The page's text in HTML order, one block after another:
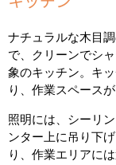
ナチュラルな木目
で、クリーンでシ
象のキッチン。キ
り、作業スペース
照明には、シーリ
ンター上に吊り下
り、作業エリアに